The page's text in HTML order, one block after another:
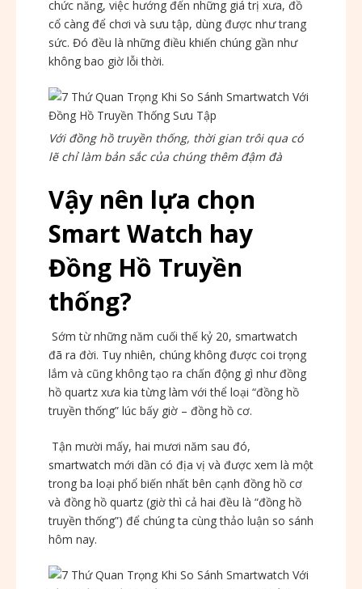
chức năng, việc hướng đến những giá trị xưa, đồ
cổ càng để chơi và sưu tập, dùng được như trang
sức. Đó đều là những điều khiến chúng gần như
không bao giờ lỗi thời.
Với đồng hồ truyền thống, thời gian trôi qua có
lẽ chỉ làm bản sắc của chúng thêm đậm đà
Vậy nên lựa chọn
Smart Watch hay
Đồng Hồ Truyền
thống?
Sớm từ những năm cuối thế kỷ 20, smartwatch
đã ra đời. Tuy nhiên, chúng không được coi trọng
lắm và cũng không tạo ra chấn động gì như đồng
hồ quartz xưa kia từng làm với thể loại “đồng hồ
truyền thống” lúc bấy giờ – đồng hồ cơ.
Tận mười mấy, hai mươi năm sau đó,
smartwatch mới dần có địa vị và được xem là một
trong ba loại phổ biến nhất bên cạnh đồng hồ cơ
và đồng hồ quartz (giờ thì cả hai đều là “đồng hồ
truyền thống”) để chúng ta cùng thảo luận so sánh
hôm nay.